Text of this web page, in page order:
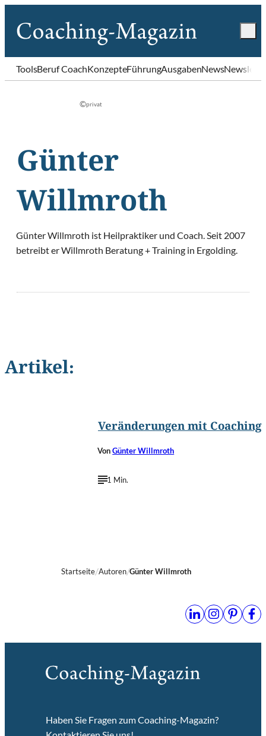
ToolsBeruf CoachKonzepteFührungAusgabenNews
©privat
Günter
Willmroth
Günter Willmroth ist Heilpraktiker und Coach. Seit 2007
betreibt er Willmroth Beratung + Training in Ergolding.
Artikel:
Veränderungen mit Coaching
VonGünter Willmroth
1 Min.
Startseite Autoren Günter Willmroth
Haben Sie Fragen zum Coaching-Magazin?